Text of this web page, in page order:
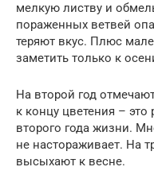
мелкую листву и
пораженных ветвей
теряют вкус. Плюс
заметить только к
На второй год
к концу цветения – это
второго года жизни.
не настораживает. На
высыхают к весне.